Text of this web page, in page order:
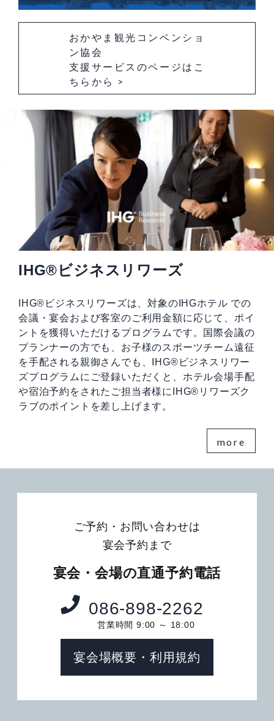
おかやま観光コンベンショ
ン協会
支援サービスのページはこ
ちらから >
IHG®ビジネスリワーズ
IHG®ビジネスリワーズは、対象のIHGホテル での
会議・宴会および客室のご利用金額に応じて、ポイ
ントを獲得いただけるプログラムです。国際会議の
プランナーの方でも、お子様のスポーツチーム遠征
を手配される親御さんでも、IHG®ビジネスリワー
ズプログラムにご登録いただくと、ホテル会場手配
や宿泊予約をされたご担当者様にIHG®リワーズク
ラブのポイントを差し上げます。
more
ご予約・お問い合わせは
宴会予約まで
宴会・会場の直通予約電話
086-898-2262
営業時間 9:00 ～ 18:00
宴会場概要・利用規約